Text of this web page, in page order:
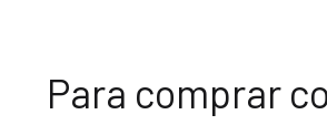
Para comprar